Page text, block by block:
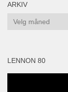
ARKIV
Arkiv
LENNON 80